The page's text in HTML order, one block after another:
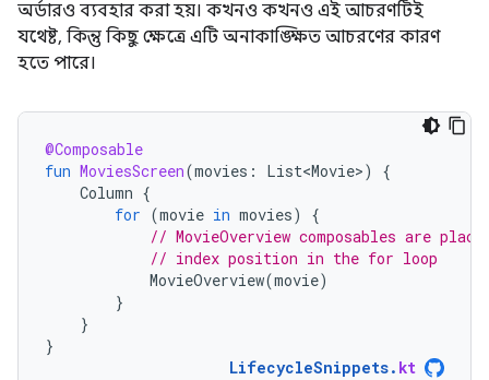
অর্ডারও ব্যবহার করা হয়। কখনও কখনও এই আচরণটিই
যথেষ্ট, কিন্তু কিছু ক্ষেত্রে এটি অনাকাঙ্ক্ষিত আচরণের কারণ
হতে পারে।
@Composable
fun MoviesScreen(movies : List<Movie>)
{
Column {
for (movie in movies)
{
// MovieOverview composables are
// index position in the for loop
MovieOverview(movie)
}
}
}
LifecycleSnippets. kt